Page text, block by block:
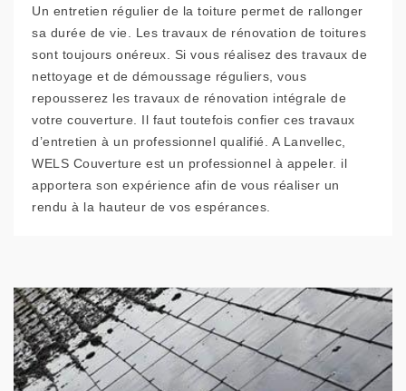
Un entretien régulier de la toiture permet de rallonger
sa durée de vie. Les travaux de rénovation de toitures
sont toujours onéreux. Si vous réalisez des travaux de
nettoyage et de démoussage réguliers, vous
repousserez les travaux de rénovation intégrale de
votre couverture. Il faut toutefois confier ces travaux
d’entretien à un professionnel qualifié. A Lanvellec,
WELS Couverture est un professionnel à appeler. il
apportera son expérience afin de vous réaliser un
rendu à la hauteur de vos espérances.